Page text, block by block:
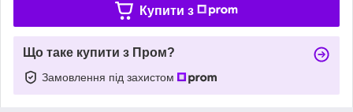
Купити з
Що таке купити з Пром?
Замовлення під захистом